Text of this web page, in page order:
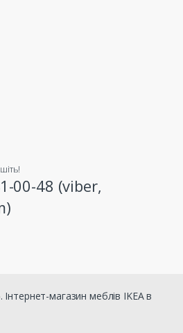
00-48 (viber,
магазин меблів IKEA в